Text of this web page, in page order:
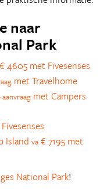
naar
Park
€ 4605 met Fivesenses
met Travelhome
aanvraag met Campers
Island va € 7195 met
National Park!